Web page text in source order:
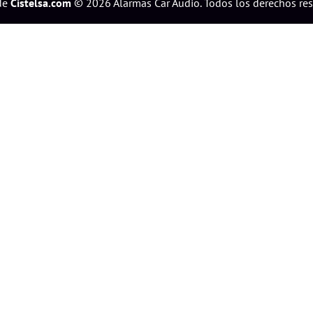
Cistelsa.com © 2026 Alarmas Car Audio. Todos los derechos